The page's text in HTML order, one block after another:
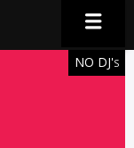
NO DJ'S